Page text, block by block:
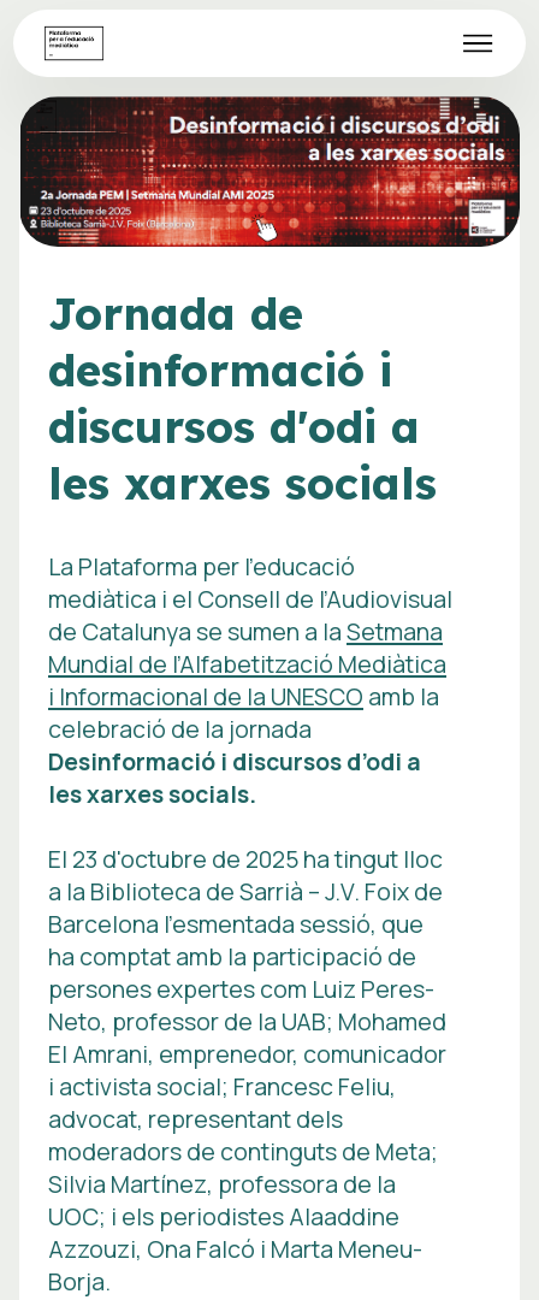
Jornada de
desinformació i
discursos d'odi a
les xarxes socials
La Plataforma per l’educació
mediàtica i el Consell de l’Audiovisual
de Catalunya se sumen a laSetmana
Mundial de l’Alfabetització Mediàtica
i Informacional de la UNESCO amb la
celebració de la jornada
Desinformació i discursos d’odi a
les xarxes socials.
El 23 d'octubre de 2025 ha tingut lloc
a la Biblioteca de Sarrià – J.V. Foix de
Barcelona l'esmentada sessió, que
ha comptat amb la participació de
persones expertes com Luiz Peres-
Neto, professor de la UAB; Mohamed
El Amrani, emprenedor, comunicador
i activista social; Francesc Feliu,
advocat, representant dels
moderadors de continguts de Meta;
Silvia Martínez, professora de la
UOC; i els periodistes Alaaddine
Azzouzi, Ona Falcó i Marta Meneu-
Borja.